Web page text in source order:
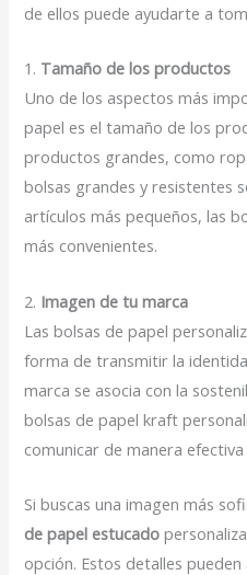
de ellos puede ayudarte a
1. Tamaño de los productos
Uno de los aspectos más
papel es el tamaño de los
productos grandes, como
bolsas grandes y resistentes
artículos más pequeños, las
más convenientes.
2. Imagen de tu marca
Las bolsas de papel
forma de transmitir la
marca se asocia con la
bolsas de papel kraft
comunicar de manera
Si buscas una imagen más
de papel estucado
opción. Estos detalles